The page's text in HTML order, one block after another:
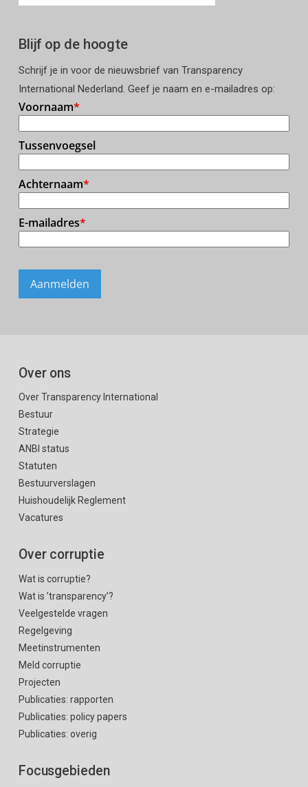
Blijf op de hoogte
Schrijf je in voor de nieuwsbrief van Transparency
International Nederland. Geef je naam en e-mailadres op:
Over ons
Over Transparency International
Bestuur
Strategie
ANBI status
Statuten
Bestuurverslagen
Huishoudelijk Reglement
Vacatures
Over corruptie
Wat is corruptie?
Wat is ’transparency’?
Veelgestelde vragen
Regelgeving
Meetinstrumenten
Meld corruptie
Projecten
Publicaties: rapporten
Publicaties: policy papers
Publicaties: overig
Focusgebieden